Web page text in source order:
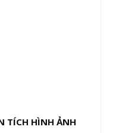
TÍCH HÌNH ẢNH